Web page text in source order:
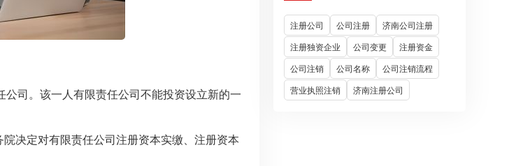
注册公司 公司注册
济南公司注册
注册独资企业
公司变更
注册资金
公司注销
公司名称
公司注销流程
营业执照注销
济南注册公司
司。该一人有限责任公司不能投资设立新的一
决定对有限责任公司注册资本实缴、注册资本